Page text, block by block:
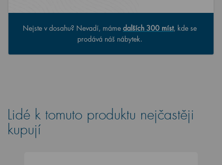
Nejste v dosahu? Nevadí, máme dalších 300 míst, kde se
prodává náš nábytek.
Lidé k tomuto produktu nejčastěji
kupují